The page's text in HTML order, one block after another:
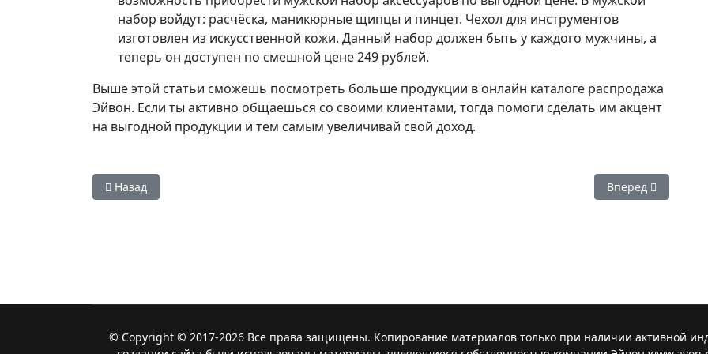
набор войдут: расчёска, маникюрные щипцы и пинцет. Чехол для инструментов
изготовлен из искусственной кожи. Данный набор должен быть у каждого мужчины, а
теперь он доступен по смешной цене 249 рублей.
Выше этой статьи сможешь посмотреть больше продукции в онлайн каталоге распродажа
Эйвон. Если ты активно общаешься со своими клиентами, тогда помоги сделать им акцент
на выгодной продукции и тем самым увеличивай свой доход.
Предыдущий: Распродажа Эйвон 14 2018 Аутлет просмотр онлайн
Назад Следующий:
Вперед
© Copyright © 2017-2026 Все права защищены. Копирование материалов только при наличии активной